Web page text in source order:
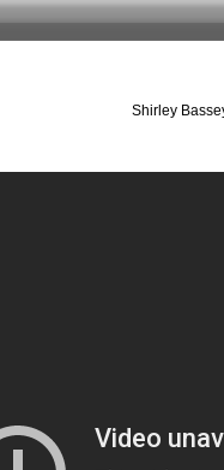
Shirley